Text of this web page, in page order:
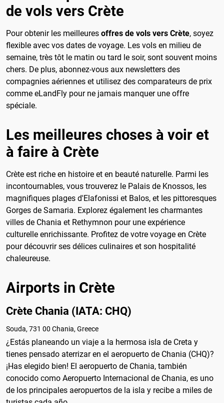
de vols vers Crète
Pour obtenir les meilleures offres de vols vers Crète, soyez
flexible avec vos dates de voyage. Les vols en milieu de
semaine, très tôt le matin ou tard le soir, sont souvent moins
chers. De plus, abonnez-vous aux newsletters des
compagnies aériennes et utilisez des comparateurs de prix
comme eLandFly pour ne jamais manquer une offre
spéciale.
Les meilleures choses à voir et
à faire à Crète
Crète est riche en histoire et en beauté naturelle. Parmi les
incontournables, vous trouverez le Palais de Knossos, les
magnifiques plages d'Elafonissi et Balos, et les pittoresques
Gorges de Samaria. Explorez également les charmantes
villes de Chania et Rethymnon pour une expérience
culturelle enrichissante. Profitez de votre voyage en Crète
pour découvrir ses délices culinaires et son hospitalité
chaleureuse.
Airports in Crète
Crète Chania (IATA: CHQ)
Souda, 731 00 Chania, Greece
¿Estás planeando un viaje a la hermosa isla de Creta y
tienes pensado aterrizar en el aeropuerto de Chania (CHQ)?
¡Has elegido bien! El aeropuerto de Chania, también
conocido como Aeropuerto Internacional de Chania, es uno
de los principales aeropuertos de la isla y recibe a miles de